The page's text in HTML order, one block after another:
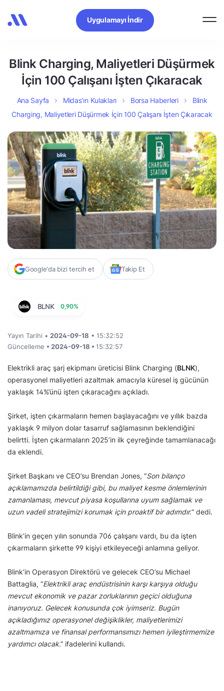
Uygulamayı İndir
Blink Charging, Maliyetleri Düşürmek
İçin 100 Çalışanı İşten Çıkaracak
Ana Sayfa Midas’ın Kulakları Borsa Haberleri
Blink
Charging, Maliyetleri Düşürmek İçin 100 Çalışanı İşten Çıkaracak
Google'da bizi tercih et Takip Et
BLNK 0,90%
Yayın Tarihi • 2024-09-18 • 15:32:52
Güncelleme • 2024-09-18 • 15:32:57
Elektrikli araç şarj ekipmanı üreticisi Blink Charging (BLNK),
operasyonel maliyetleri azaltmak amacıyla küresel iş gücünün
yaklaşık 14%’ünü işten çıkaracağını açıkladı.
Şirket, işten çıkarmaların hemen başlayacağını ve yıllık bazda
yaklaşık 9 milyon dolar tasarruf sağlamasının beklendiğini
belirtti. İşten çıkarmaların 2025’in ilk çeyreğinde tamamlanacağı
da eklendi.
Şirket Başkanı ve CEO’su Brendan Jones, “Son bilanço
açıklamamızda belirtildiği gibi, bu maliyet kesme önlemlerinin
zamanlaması, mevcut piyasa koşullarına uyum sağlamak ve
uzun vadeli stratejimizi korumak için proaktif bir adımdır.” dedi.
Blink’in geçen yılın sonunda 706 çalışanı vardı, bu da işten
çıkarmaların şirkette 99 kişiyi etkileyeceği anlamına geliyor.
Blink’in Operasyon Direktörü ve gelecek CEO’su Michael
Battaglia, “Elektrikli araç endüstrisinin karşı karşıya olduğu
mevcut ekonomik ve pazar zorluklarının geçici olduğuna
inanıyoruz. Gelecek konusunda çok iyimseriz. Bugün
açıkladığımız operasyonel değişiklikler, maliyetlerimizi
azaltmamıza ve finansal performansımızı hemen iyileştirmemize
yardımcı olacak.” ifadelerini kullandı.